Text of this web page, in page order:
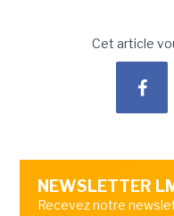
Cet article
NEWSLETTER
Recevez notre